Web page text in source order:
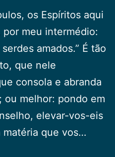
os Espíritos aqui
meu intermédio:
amados.” É tão
que nele
consola e abranda
ou melhor: pondo em
elevar-vos-eis
matéria que vos…